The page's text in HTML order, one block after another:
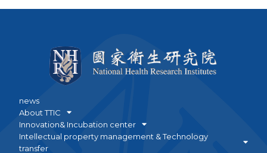
news
About TTIC
Innovation& Incubation center
Intellectual property management & Technology
transfer